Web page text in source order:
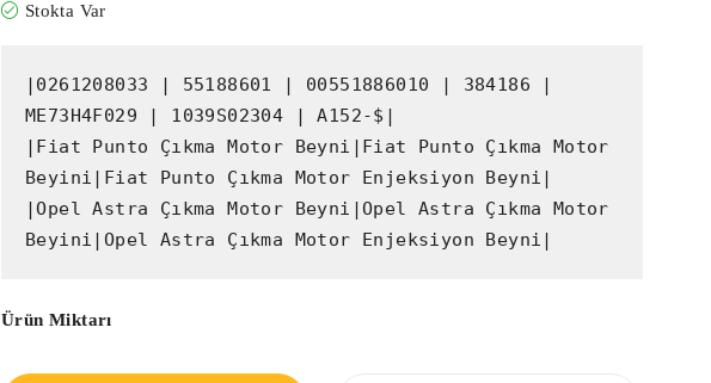
Stokta Var
|0261208033 | 55188601 | 00551886010 | 384186 |
ME73H4F029 | 1039S02304 | A152-$|
|Fiat Punto Çıkma Motor Beyni|Fiat Punto Çıkma Motor
Beyini|Fiat Punto Çıkma Motor Enjeksiyon Beyni|
|Opel Astra Çıkma Motor Beyni|Opel Astra Çıkma Motor
Beyini|Opel Astra Çıkma Motor Enjeksiyon Beyni|
Ürün Miktarı